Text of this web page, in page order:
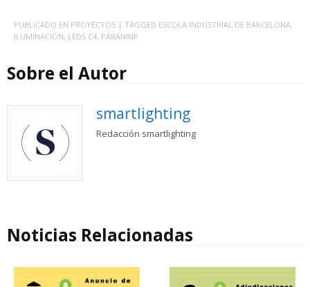
PUBLICADO EN PROYECTOS | TAGGED ESCOLA INDUSTRIAL DE BARCELONA,
ILUMINACIÓN, LEDS C4, PARANINF
Sobre el Autor
smartlighting
Redacción smartlighting
Noticias Relacionadas